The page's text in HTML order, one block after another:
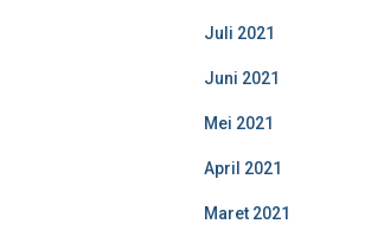
Juli 2021
Juni 2021
Mei 2021
April 2021
Maret 2021